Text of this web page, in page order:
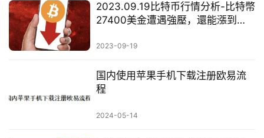
2023.09.19比特币行情分析-比特幣
27400美金遭遇強壓，還能漲到
2023-09-19
国内使用苹果手机下载注册欧易流
程
2024-05-14